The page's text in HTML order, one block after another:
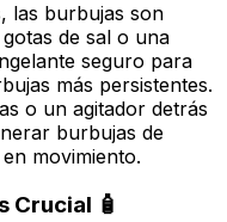
las burbujas son
de sal o una
seguro para
más persistentes.
o un agitador detrás
burbujas de
movimiento.
Crucial 🧴